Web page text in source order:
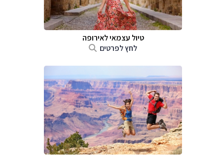
טיול עצמאי לאירופה
לחץ לפרטים